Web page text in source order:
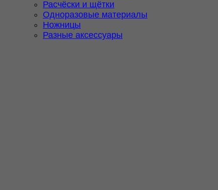
Расчёски и щётки
Одноразовые материалы
Ножницы
Разные аксессуары